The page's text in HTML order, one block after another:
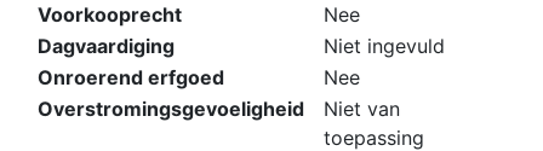
Voorkooprecht
Nee
Dagvaardiging
Niet ingevuld
Onroerend erfgoed
Nee
Overstromingsgevoeligheid
Niet van
toepassing